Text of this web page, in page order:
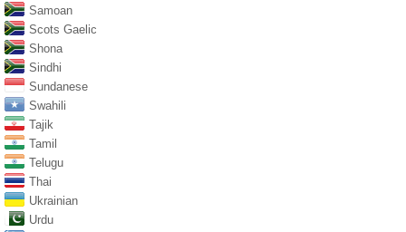
Samoan
Scots Gaelic
Shona
Sindhi
Sundanese
Swahili
Tajik
Tamil
Telugu
Thai
Ukrainian
Urdu